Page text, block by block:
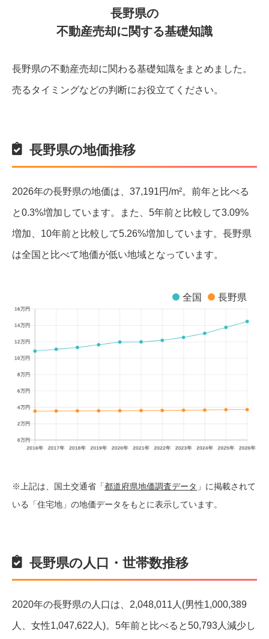
長野県の
不動産売却に関する基礎知識
長野県の不動産売却に関わる基礎知識をまとめました。
売るタイミングなどの判断にお役立てください。
長野県の地価推移
2026年の長野県の地価は、37,191円/m²。前年と比べる
と0.3%増加しています。また、5年前と比較して3.09%
増加、10年前と比較して5.26%増加しています。長野県
は全国と比べて地価が低い地域となっています。
全国 長野県
※上記は、国土交通省「都道府県地価調査データ 」に掲載されて
いる「住宅地」の地価データをもとに表示しています。
長野県の人口・世帯数推移
2020年の長野県の人口は、2,048,011人(男性1,000,389
人、女性1,047,622人)。5年前と比べると50,793人減少し